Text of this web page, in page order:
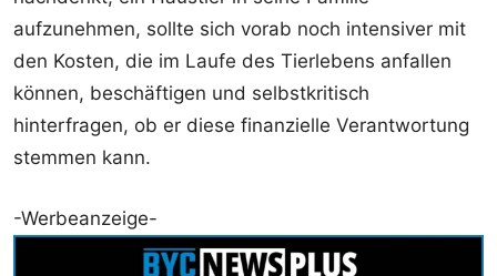
aufzunehmen, sollte sich vorab noch intensiver mit
den Kosten, die im Laufe des Tierlebens anfallen
können, beschäftigen und selbstkritisch
hinterfragen, ob er diese finanzielle Verantwortung
stemmen kann.
-Werbeanzeige-